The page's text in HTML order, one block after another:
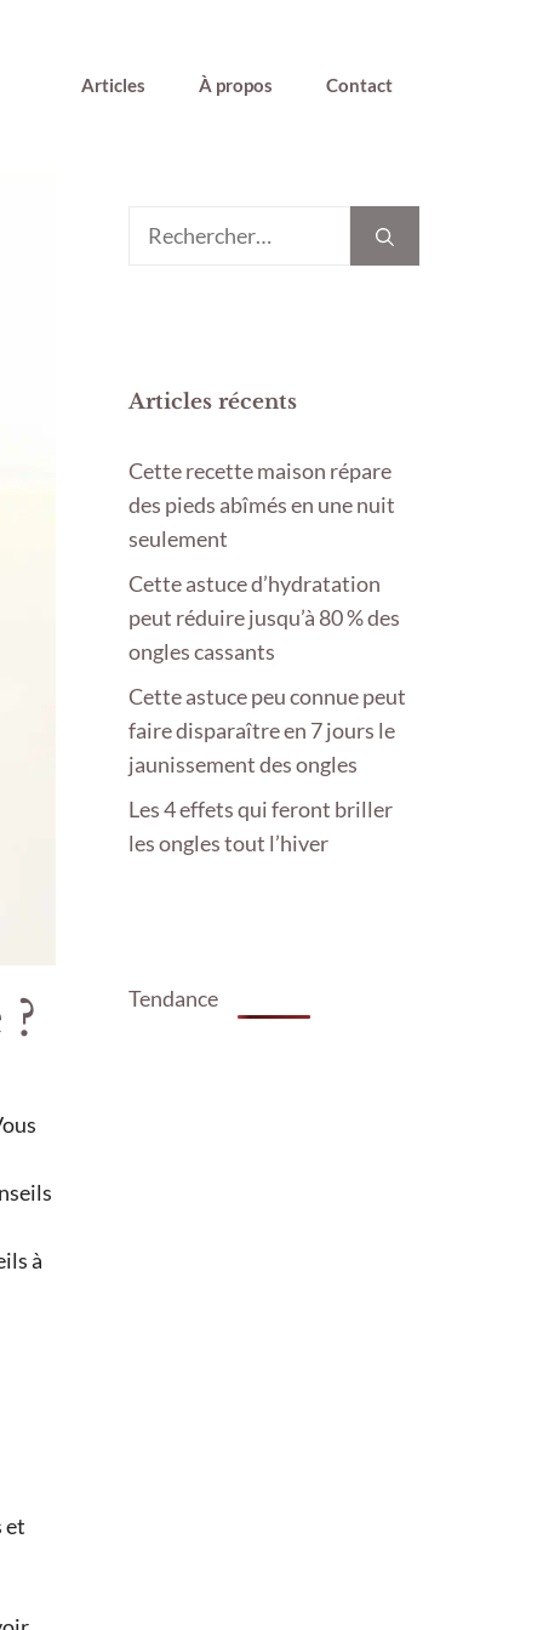
Articles À propos Contact
à
et
Rechercher :
Articles récents
Cette recette maison répare
des pieds abîmés en une nuit
seulement
Cette astuce d’hydratation
peut réduire jusqu’à 80 % des
ongles cassants
Cette astuce peu connue peut
faire disparaître en 7 jours le
jaunissement des ongles
Les 4 effets qui feront briller
les ongles tout l’hiver
Tendance